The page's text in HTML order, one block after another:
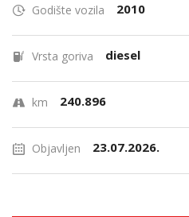
Godište vozila 2010
Vrsta goriva diesel
km 240.896
Objavljen 23.07.2026.